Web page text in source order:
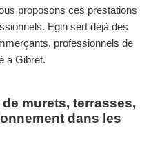
proposons ces prestations
Egin sert déjà des
professionnels de
à Gibret.
murets, terrasses,
dans les